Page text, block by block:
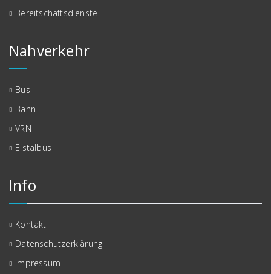
Bereitschaftsdienste
Nahverkehr
Bus
Bahn
VRN
Eistalbus
Info
Kontakt
Datenschutzerklärung
Impressum